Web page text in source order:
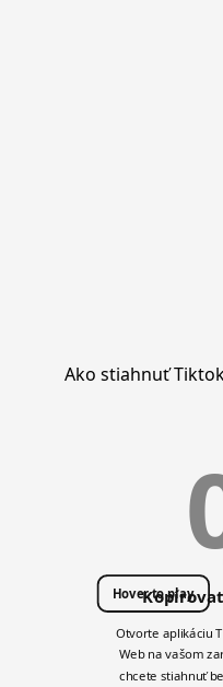
Ako stiahnuť
Hover to play
Otvorte aplikáciu
Web na vašom
chcete stiahnuť